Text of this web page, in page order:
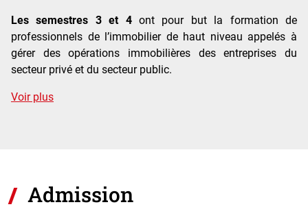
Les semestres 3 et 4ont pour but la formation de
professionnels de l’immobilier de haut niveau appelés à
gérer des opérations immobilières des entreprises du
secteur privé et du secteur public.
Voir plusde détails
Admission